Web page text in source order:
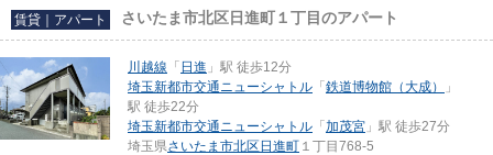
賃貸｜アパート さいたま市北区日進町１丁目のアパート
川越線 「 日進 」駅 徒歩12分
埼玉新都市交通ニューシャトル 「 鉄道博物館（大成）
」
駅 徒歩22分
埼玉新都市交通ニューシャトル 「 加茂宮 」駅 徒歩27分
埼玉県さいたま市北区 日進町 １丁目768-5